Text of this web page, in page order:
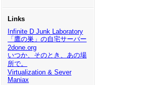
Links
Infinite D Junk Laboratory
「鷹の巣」の自宅サーバー
2done.org
いつか、そのとき、あの場
所で。
Virtualization & Sever
Maniax